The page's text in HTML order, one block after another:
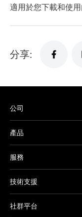
適用於您下載和使
分享:
公司
產品
服務
技術支援
社群平台